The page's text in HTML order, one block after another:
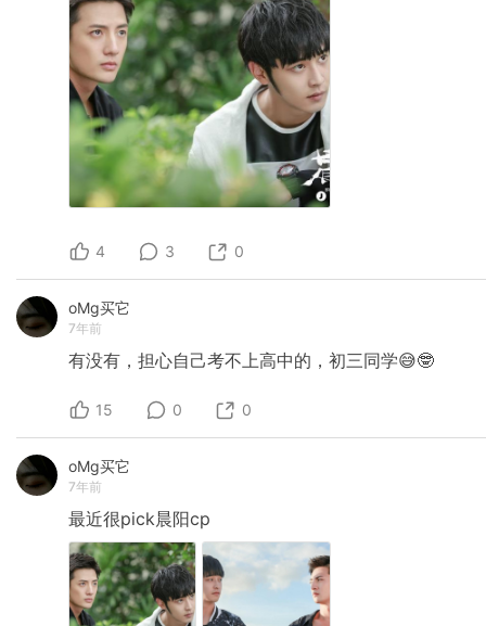
4 3 0
oMg买它
7年前
有没有，担心自己考不上高中的，初三同学😅🤓
15 0 0
oMg买它
7年前
最近很pick晨阳cp